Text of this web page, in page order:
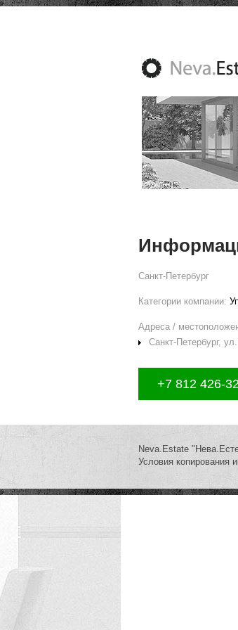
Санкт-Петербург
Категории компании:
Адреса /
Санкт-Петербург,
+7 812 426-
Neva.Estate
Условия копирования